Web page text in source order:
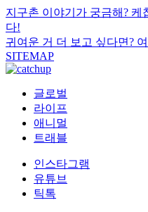
지구촌 이야기가 궁금해? 케
다!
귀여운 거 더 보고 싶다면?
SITEMAP
글로벌
라이프
애니멀
트래블
인스타그램
유튜브
틱톡